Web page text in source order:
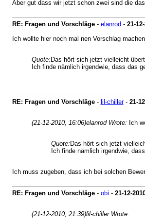
Aber gut dass wir jetzt schon zwei sind die
RE: Fragen und Vorschläge- elanrod - 21-
Ich wollte hier noch mal nen Vorschlag
Quote: Das hört sich jetzt vielleicht
Ich finde nämlich irgendwie, dass das
RE: Fragen und Vorschläge- lil-chiller- 21-
(21-12-2010, 16:06)elanrod Wrote: Ich
Quote: Das hört sich jetzt
Ich finde nämlich irgendwie,
Ich muss zugeben, dass ich bei solchen
RE: Fragen und Vorschläge- obi - 21-12-
(21-12-2010, 21:39)lil-chiller Wrote: